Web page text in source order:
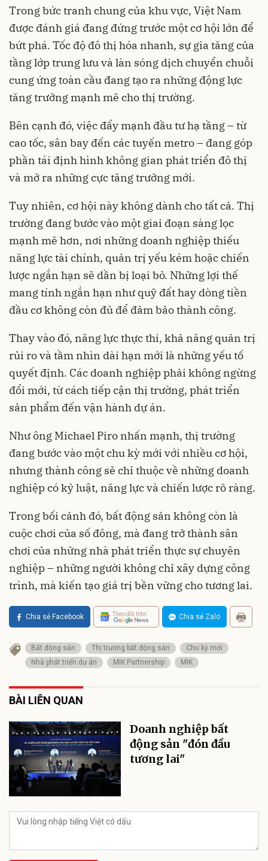
Trong bức tranh chung của khu vực, Việt Nam
được đánh giá đang đứng trước một cơ hội lớn để
bứt phá. Tốc độ đô thị hóa nhanh, sự gia tăng của
tầng lớp trung lưu và làn sóng dịch chuyển chuỗi
cung ứng toàn cầu đang tạo ra những động lực
tăng trưởng mạnh mẽ cho thị trường.
Bên cạnh đó, việc đẩy mạnh đầu tư hạ tầng – từ
cao tốc, sân bay đến các tuyến metro – đang góp
phần tái định hình không gian phát triển đô thị
và mở ra những cực tăng trưởng mới.
Tuy nhiên, cơ hội này không dành cho tất cả. Thị
trường đang bước vào một giai đoạn sàng lọc
mạnh mẽ hơn, nơi những doanh nghiệp thiếu
năng lực tài chính, quản trị yếu kém hoặc chiến
lược ngắn hạn sẽ dần bị loại bỏ. Những lợi thế
mang tính ngắn hạn như quỹ đất hay dòng tiền
đầu cơ không còn đủ để đảm bảo thành công.
Thay vào đó, năng lực thực thi, khả năng quản trị
rủi ro và tầm nhìn dài hạn mới là những yếu tố
quyết định. Các doanh nghiệp phải không ngừng
đổi mới, từ cách tiếp cận thị trường, phát triển
sản phẩm đến vận hành dự án.
Như ông Michael Piro nhấn mạnh, thị trường
đang bước vào một chu kỳ mới với nhiều cơ hội,
nhưng thành công sẽ chỉ thuộc về những doanh
nghiệp có kỷ luật, năng lực và chiến lược rõ ràng.
Trong bối cảnh đó, bất động sản không còn là
cuộc chơi của số đông, mà đang trở thành sân
chơi của những nhà phát triển thực sự chuyên
nghiệp – những người không chỉ xây dựng công
trình, mà kiến tạo giá trị bền vững cho tương lai.
Chia sẻ Facebook Theo dõi trên Chia sẻ Zalo
Bất động sản Thị trường bất động sản
Chu kỳ mới
Nhà phát triển dự án
MIK Partnership MIK
BÀI LIÊN QUAN
Doanh nghiệp bất
động sản "đón đầu
tương lai"